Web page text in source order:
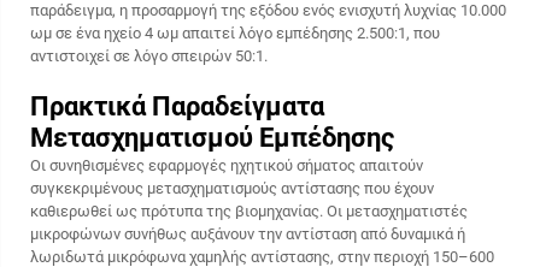
παράδειγμα, η προσαρμογή της εξόδου ενός ενισχυτή λυχνίας 10.000
ωμ σε ένα ηχείο 4 ωμ απαιτεί λόγο εμπέδησης 2.500:1, που
αντιστοιχεί σε λόγο σπειρών 50:1.
Πρακτικά Παραδείγματα
Μετασχηματισμού Εμπέδησης
Οι συνηθισμένες εφαρμογές ηχητικού σήματος απαιτούν
συγκεκριμένους μετασχηματισμούς αντίστασης που έχουν
καθιερωθεί ως πρότυπα της βιομηχανίας. Οι μετασχηματιστές
μικροφώνων συνήθως αυξάνουν την αντίσταση από δυναμικά ή
λωριδωτά μικρόφωνα χαμηλής αντίστασης, στην περιοχή 150–600